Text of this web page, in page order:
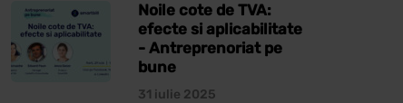
Noile cote de TVA:
efecte si aplicabilitate
- Antreprenoriat pe
bune
31 iulie 2025